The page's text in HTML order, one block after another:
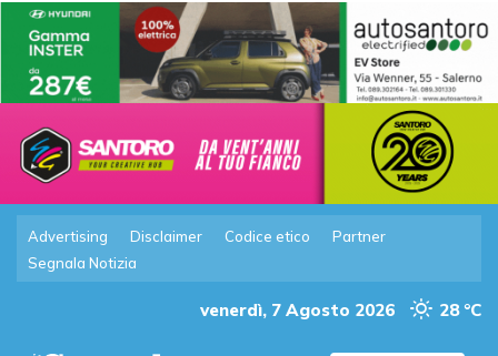
Advertising Disclaimer Codice etico
Partner
Segnala Notizia
venerdì, 7 Agosto 2026 28 °C